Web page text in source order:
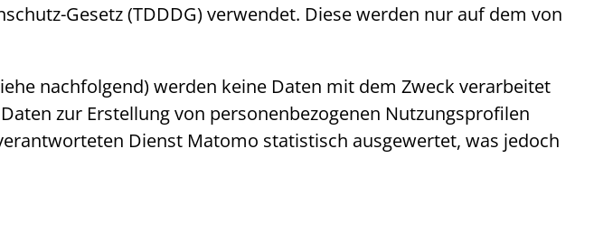
Gesetz (TDDDG) verwendet. Diese werden nur auf dem von
nachfolgend) werden keine Daten mit dem Zweck verarbeitet
zur Erstellung von personenbezogenen Nutzungsprofilen
Dienst Matomo statistisch ausgewertet, was jedoch